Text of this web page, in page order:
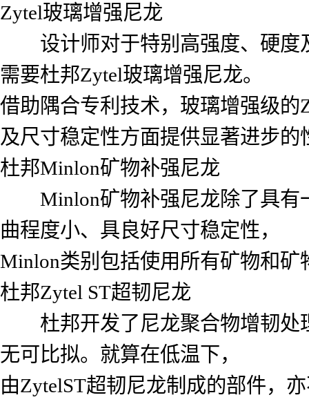
Zytel玻璃增强尼龙
设计师对于特别高强度、硬度
需要杜邦Zytel玻璃增强尼龙。
借助隅合专利技术，玻璃增强级
及尺寸稳定性方面提供显著进步的
杜邦Minlon矿物补强尼龙
Minlon矿物补强尼龙除了具有
曲程度小、具良好尺寸稳定性，
Minlon类别包括使用所有矿物和
杜邦Zytel ST超韧尼龙
杜邦开发了尼龙聚合物增韧处
无可比拟。就算在低温下，
由ZytelST超韧尼龙制成的部件，